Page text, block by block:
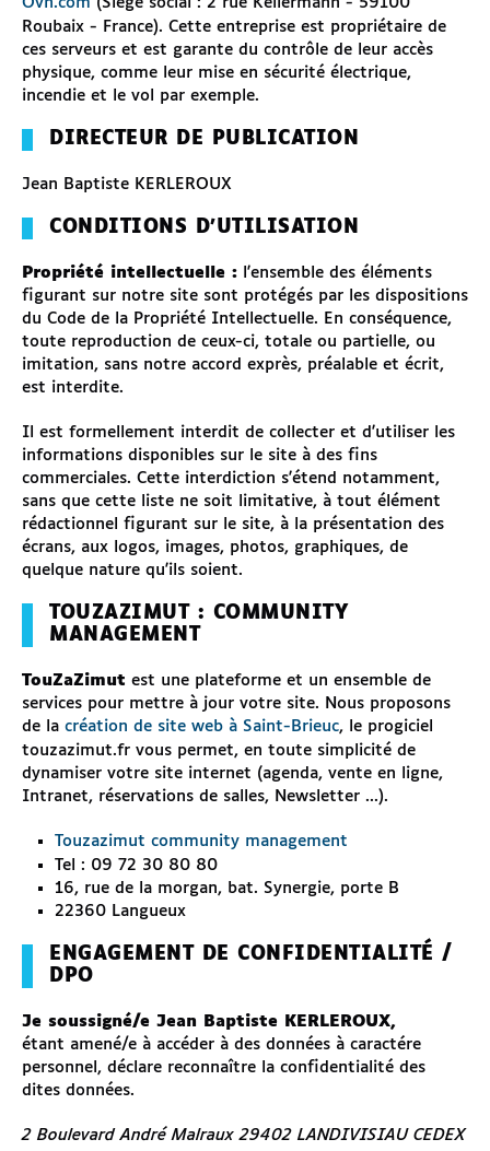
Roubaix - France). Cette entreprise est propriétaire de
ces serveurs et est garante du contrôle de leur accès
physique, comme leur mise en sécurité électrique,
incendie et le vol par exemple.
DIRECTEUR DE PUBLICATION
Jean Baptiste KERLEROUX
CONDITIONS D'UTILISATION
Propriété intellectuelle : l'ensemble des éléments
figurant sur notre site sont protégés par les dispositions
du Code de la Propriété Intellectuelle. En conséquence,
toute reproduction de ceux-ci, totale ou partielle, ou
imitation, sans notre accord exprès, préalable et écrit,
est interdite.
Il est formellement interdit de collecter et d'utiliser les
informations disponibles sur le site à des fins
commerciales. Cette interdiction s'étend notamment,
sans que cette liste ne soit limitative, à tout élément
rédactionnel figurant sur le site, à la présentation des
écrans, aux logos, images, photos, graphiques, de
quelque nature qu'ils soient.
TOUZAZIMUT : COMMUNITY
MANAGEMENT
TouZaZimut est une plateforme et un ensemble de
services pour mettre à jour votre site. Nous proposons
de la création de site web à Saint-Brieuc, le progiciel
touzazimut.fr vous permet, en toute simplicité de
dynamiser votre site internet (agenda, vente en ligne,
Intranet, réservations de salles, Newsletter ...).
Touzazimut community management
Tel : 09 72 30 80 80
16, rue de la morgan, bat. Synergie, porte B
22360 Langueux
ENGAGEMENT DE CONFIDENTIALITÉ /
DPO
Je soussigné/e Jean Baptiste KERLEROUX,
étant amené/e à accéder à des données à caractére
personnel, déclare reconnaître la confidentialité des
dites données.
2 Boulevard André Malraux 29402 LANDIVISIAU CEDEX